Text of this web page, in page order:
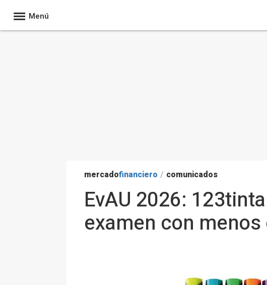
Menú
mercadofinanciero / comunicados
EvAU 2026:
examen con